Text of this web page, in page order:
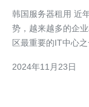
韩国服务器租用 近年来，随着互联网的不断发展和全球化的趋
势，越来越多的企
区最重要的IT中心
租用的相关信息。 首先，韩国作为一个发达国家，在网络基础设
2024年11月23日